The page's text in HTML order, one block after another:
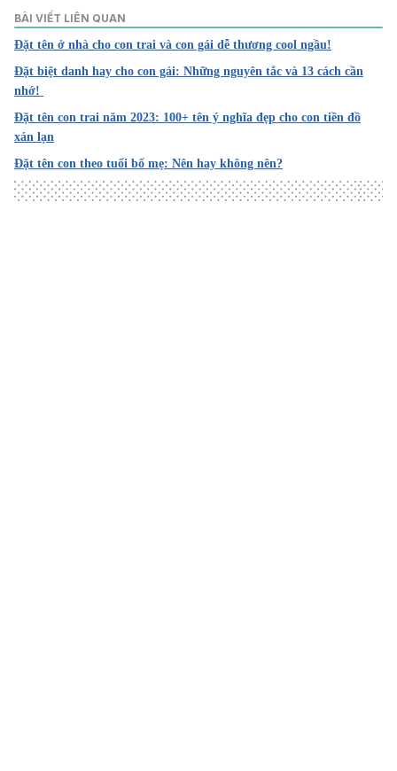
Your List
https://www.npr.org/2021/04/28/991701017/baby-names-
are-overwhelming-heres-how-to-narrow-your-list
2. Baby Names & Meanings
https://parenting.firstcry.com/baby-names/
Truy cập ngày 19/09/2022
BÀI VIẾT LIÊN QUAN
Đặt tên ở nhà cho con trai và con gái dễ thương cool ngầu!
Đặt biệt danh hay cho con gái: Những nguyên tắc và 13 cách cần
nhớ!
Đặt tên con trai năm 2023: 100+ tên ý nghĩa đẹp cho con tiền đồ
xán lạn
Đặt tên con theo tuổi bố mẹ: Nên hay không nên?